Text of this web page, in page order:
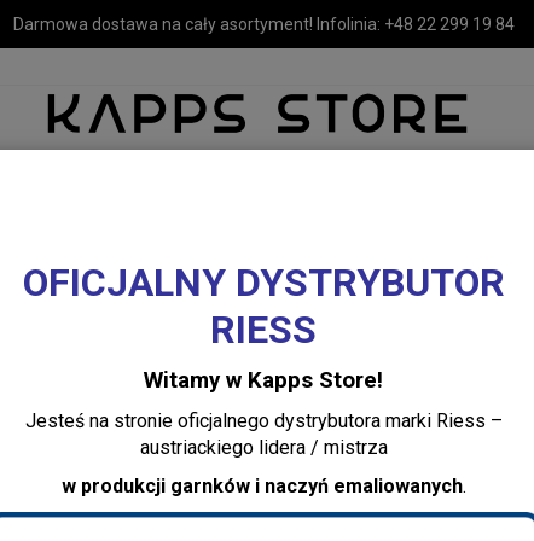
Darmowa dostawa na cały asortyment! Infolinia: +48 22 299 19 84
OFICJALNY DYSTRYBUTOR
RIESS
Witamy w Kapps Store!
Jesteś na stronie oficjalnego dystrybutora marki Riess –
austriackiego lidera / mistrza
w produkcji garnków i naczyń emaliowanych.
MEBLE LUSTRA I OŚWIETLENIE TEKSTYLIA I DEKORACJE
Uniwersalne wiadro z pokrywką 3,5 l Nature Green Light Riess
Uniwersalne
l Nature Green
Dodaj recenzję: